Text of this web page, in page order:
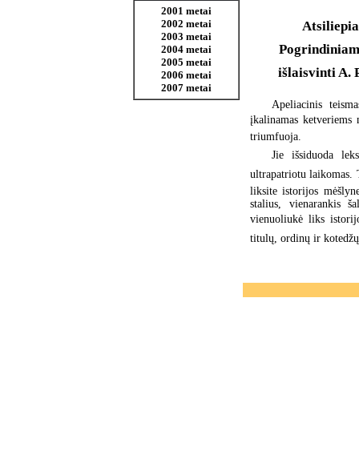
2001 metai
2002 metai
2003 metai
2004 metai
2005 metai
2006 metai
2007 metai
išlaisvinti A.
Apeliacinis
įkalinamas ketveriems
triumfuoja.
Jie išsiduoda
ultrapatriotu
liksite istorijos
stalius, vienarankis
vienuoliukė liks
titulų, ordinų ir